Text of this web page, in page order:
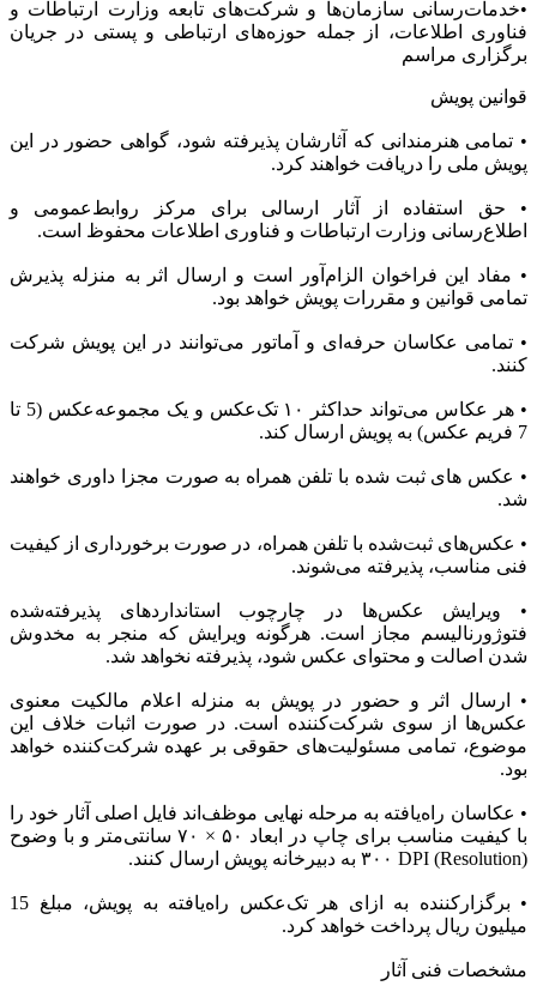
•خدمات‌رسانی سازمان‌ها و شرکت‌های تابعه وزارت ارتباطات و
فناوری اطلاعات، از جمله حوزه‌های ارتباطی و پستی در جریان
برگزاری مراسم
قوانین پویش
• تمامی هنرمندانی که آثارشان پذیرفته شود، گواهی حضور در این
پویش ملی را دریافت خواهند کرد.
• حق استفاده از آثار ارسالی برای مرکز روابط‌عمومی و
اطلاع‌رسانی وزارت ارتباطات و فناوری اطلاعات محفوظ است.
• مفاد این فراخوان الزام‌آور است و ارسال اثر به منزله پذیرش
تمامی قوانین و مقررات پویش خواهد بود.
• تمامی عکاسان حرفه‌ای و آماتور می‌توانند در این پویش شرکت
کنند.
• هر عکاس می‌تواند حداکثر ۱۰ تک‌عکس و یک مجموعه‌عکس (5 تا
7 فریم عکس) به پویش ارسال کند.
• عکس های ثبت شده با تلفن همراه به صورت مجزا داوری خواهند
شد.
• عکس‌های ثبت‌شده با تلفن همراه، در صورت برخورداری از کیفیت
فنی مناسب، پذیرفته می‌شوند.
• ویرایش عکس‌ها در چارچوب استانداردهای پذیرفته‌شده
فتوژورنالیسم مجاز است. هرگونه ویرایش که منجر به مخدوش
شدن اصالت و محتوای عکس شود، پذیرفته نخواهد شد.
• ارسال اثر و حضور در پویش به منزله اعلام مالکیت معنوی
عکس‌ها از سوی شرکت‌کننده است. در صورت اثبات خلاف این
موضوع، تمامی مسئولیت‌های حقوقی بر عهده شرکت‌کننده خواهد
بود.
• عکاسان راه‌یافته به مرحله نهایی موظف‌اند فایل اصلی آثار خود را
با کیفیت مناسب برای چاپ در ابعاد ۵۰ × ۷۰ سانتی‌متر و با وضوح
(Resolution) ۳۰۰ DPI به دبیرخانه پویش ارسال کنند.
• برگزارکننده به ازای هر تک‌عکس راه‌یافته به پویش، مبلغ 15
میلیون ریال پرداخت خواهد کرد.
مشخصات فنی آثار